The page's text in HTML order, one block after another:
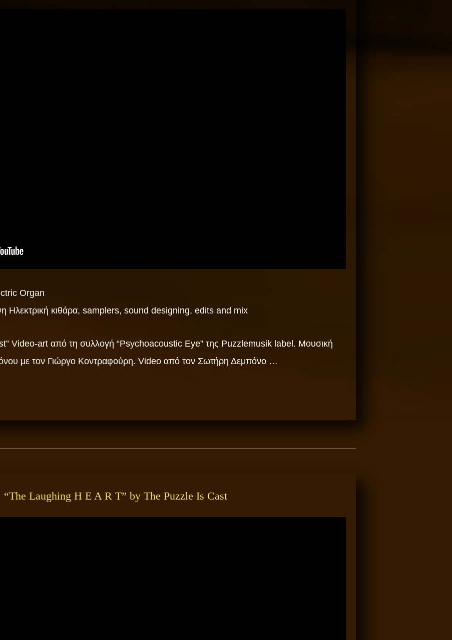
Organ
Ηλεκτρική κιθάρα, samplers, sound designing, edits and mix
Video-art από τη συλλογή “Psychoacoustic Eye” της Puzzlemusik label. Μουσική
με τον Γιώργο Κοντραφούρη. Video από τον Σωτήρη Δεμπόνο …
“The Laughing H E A R T” by The Puzzle Is Cast